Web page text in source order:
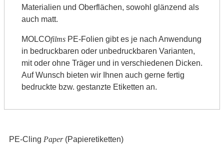
Materialien und Oberflächen, sowohl glänzend als
auch matt.
MOLCOfilms PE-Folien gibt es je nach Anwendung
in bedruckbaren oder unbedruckbaren Varianten,
mit oder ohne Träger und in verschiedenen Dicken.
Auf Wunsch bieten wir Ihnen auch gerne fertig
bedruckte bzw. gestanzte Etiketten an.
PE-Cling Paper(Papieretiketten)